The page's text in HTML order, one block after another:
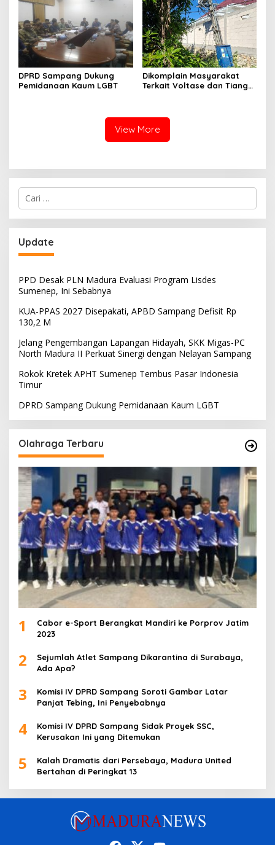
Nelayan Sampang
DPRD Sampang Dukung
Pemidanaan Kaum LGBT
Dikomplain Masyarakat
Terkait Voltase dan Tiang
View More
Cari
untuk:
Update
PPD Desak PLN Madura Evaluasi Program Lisdes
Sumenep, Ini Sebabnya
KUA-PPAS 2027 Disepakati, APBD Sampang Defisit Rp
130,2 M
Jelang Pengembangan Lapangan Hidayah, SKK Migas-PC
North Madura II Perkuat Sinergi dengan Nelayan Sampang
Rokok Kretek APHT Sumenep Tembus Pasar Indonesia
Timur
DPRD Sampang Dukung Pemidanaan Kaum LGBT
Olahraga Terbaru
1
Cabor e-Sport Berangkat Mandiri ke Porprov Jatim
2023
2
Sejumlah Atlet Sampang Dikarantina di Surabaya,
Ada Apa?
3
Komisi IV DPRD Sampang Soroti Gambar Latar
Panjat Tebing, Ini Penyebabnya
4
Komisi IV DPRD Sampang Sidak Proyek SSC,
Kerusakan Ini yang Ditemukan
5
Kalah Dramatis dari Persebaya, Madura United
Bertahan di Peringkat 13